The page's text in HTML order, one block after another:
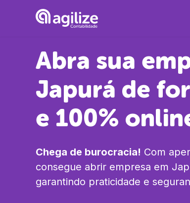
Abra sua
Japurá de
e 100%
Chega de burocracia! Com
consegue abrir empresa em
garantindo praticidade e